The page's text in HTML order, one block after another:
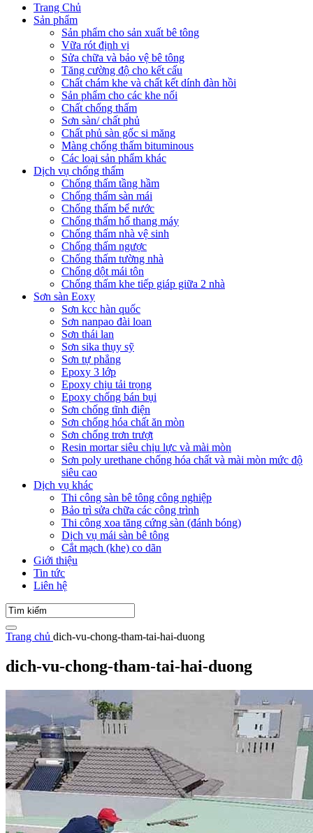
Trang Chủ
Sản phẩm
Sản phẩm cho sản xuất bê tông
Vữa rót định vị
Sửa chữa và bảo vệ bê tông
Tăng cường độ cho kết cấu
Chất chám khe và chất kết dính đàn hồi
Sản phẩm cho các khe nối
Chất chống thấm
Sơn sàn/ chất phủ
Chất phủ sàn gốc si măng
Màng chống thấm bituminous
Các loại sản phẩm khác
Dịch vụ chống thấm
Chống thấm tầng hầm
Chống thấm sàn mái
Chống thấm bể nước
Chống thấm hố thang máy
Chống thấm nhà vệ sinh
Chống thấm ngược
Chống thấm tường nhà
Chống dột mái tôn
Chống thấm khe tiếp giáp giữa 2 nhà
Sơn sàn Eoxy
Sơn kcc hàn quốc
Sơn nanpao đài loan
Sơn thái lan
Sơn sika thụy sỹ
Sơn tự phẳng
Epoxy 3 lớp
Epoxy chịu tải trọng
Epoxy chống bán bụi
Sơn chống tĩnh điện
Sơn chống hóa chất ăn mòn
Sơn chống trơn trượt
Resin mortar siêu chịu lực và mài mòn
Sơn poly urethane chống hóa chất và mài mòn mức độ
siêu cao
Dịch vụ khác
Thi công sàn bê tông công nghiệp
Bảo trì sửa chữa các công trình
Thi công xoa tăng cứng sàn (đánh bóng)
Dịch vụ mái sàn bê tông
Cắt mạch (khe) co dãn
Giới thiệu
Tin tức
Liên hệ
Trang chủ dich-vu-chong-tham-tai-hai-duong
dich-vu-chong-tham-tai-hai-duong